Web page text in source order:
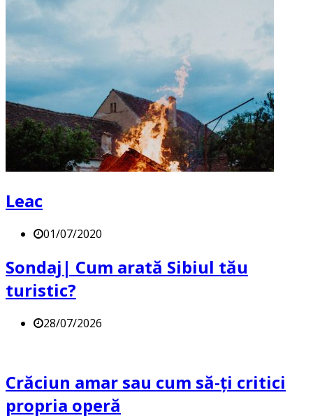
Leac
01/07/2020
Sondaj| Cum arată Sibiul tău
turistic?
28/07/2026
Crăciun amar sau cum să-ți critici
propria operă